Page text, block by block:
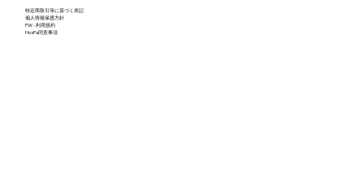
特定商取引等に基づく表記
個人情報保護方針
PW - 利用規約
HosPa同意事項